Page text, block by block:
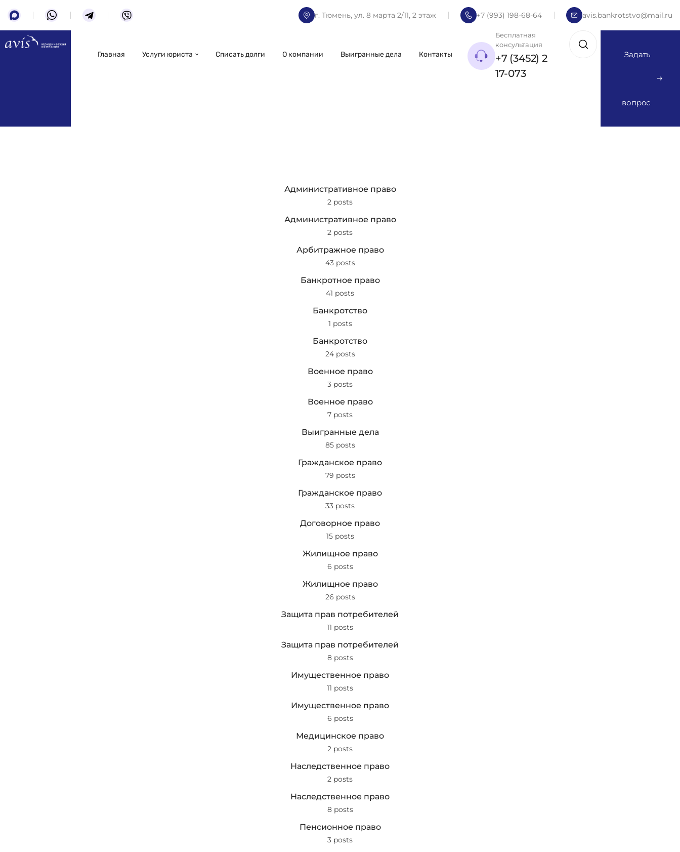
г. Тюмень, ул. 8 марта 2/11, 2 этаж +7 (993) 198-68-64 avis.bankrotstvo@mail.ru
Главная Услуги юриста Списать долги О компании Выигранные дела Контакты
Бесплатная
консультация
+7 (3452) 2
17-073
Задать
вопрос
Административное право
2 posts
Административное право
2 posts
Арбитражное право
43 posts
Банкротное право
41 posts
Банкротство
1 posts
Банкротство
24 posts
Военное право
3 posts
Военное право
7 posts
Выигранные дела
85 posts
Гражданское право
79 posts
Гражданское право
33 posts
Договорное право
15 posts
Жилищное право
6 posts
Жилищное право
26 posts
Защита прав потребителей
11 posts
Защита прав потребителей
8 posts
Имущественное право
11 posts
Имущественное право
6 posts
Медицинское право
2 posts
Наследственное право
2 posts
Наследственное право
8 posts
Пенсионное право
3 posts